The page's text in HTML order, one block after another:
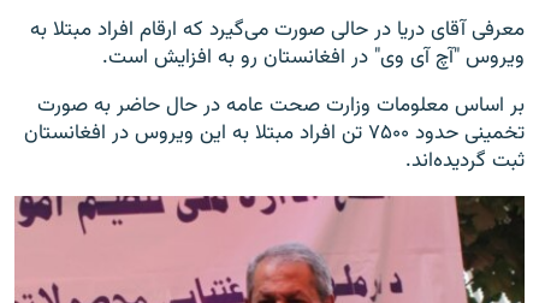
همۀ سایت‌های رادیو آزادی/ رادیو اروپای آزاد
معرفی آقای دریا در حالی صورت می‌گیرد که ارقام افراد مبتلا به
ویروس "آچ‌ آی وی" در افغانستان رو به افزایش است.
بر اساس معلومات وزارت صحت عامه در حال حاضر به صورت
تخمینی حدود ۷۵۰۰ تن افراد مبتلا به این ویروس در افغانستان
ثبت گردیده‌اند.